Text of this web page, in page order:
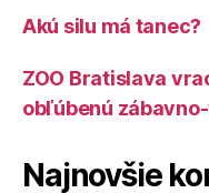
Akú silu má tanec?
ZOO Bratislava
obľúbenú
Najnovšie